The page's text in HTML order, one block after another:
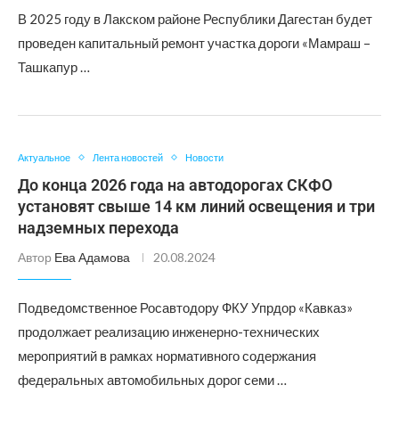
В 2025 году в Лакском районе Республики Дагестан будет
проведен капитальный ремонт участка дороги «Мамраш –
Ташкапур …
Актуальное Лента новостей Новости
До конца 2026 года на автодорогах СКФО
установят свыше 14 км линий освещения и три
надземных перехода
Автор Ева Адамова 20.08.2024
Подведомственное Росавтодору ФКУ Упрдор «Кавказ»
продолжает реализацию инженерно-технических
мероприятий в рамках нормативного содержания
федеральных автомобильных дорог семи …